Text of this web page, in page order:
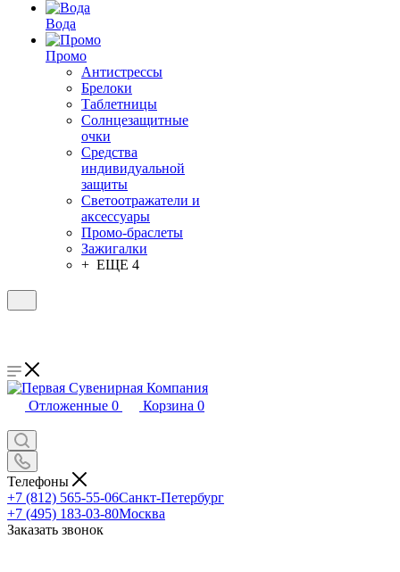
Вода
Промо
Антистрессы
Брелоки
Таблетницы
Солнцезащитные
очки
Средства
индивидуальной
защиты
Светоотражатели и
аксессуары
Промо-браслеты
Зажигалки
+ ЕЩЕ 4
Отложенные 0 Корзина 0
Телефоны
+7 (812) 565-55-06Санкт-Петербург
+7 (495) 183-03-80Москва
Заказать звонок